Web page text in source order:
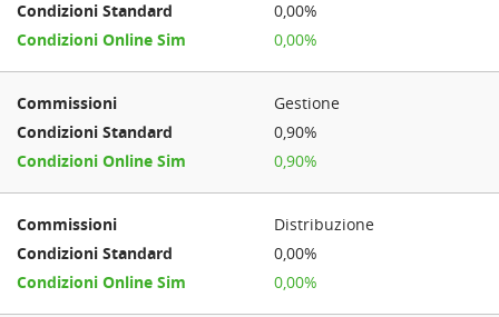
0,00%
0,00%
Gestione
0,90%
0,90%
Distribuzione
0,00%
0,00%